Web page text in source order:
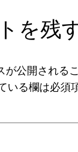
を残
が公開される
いる欄は必須